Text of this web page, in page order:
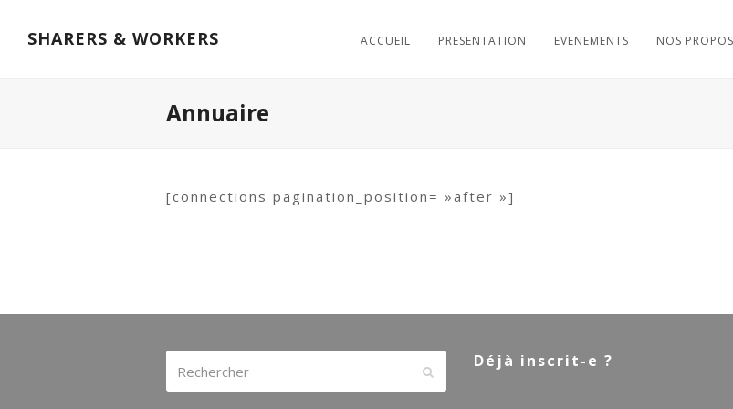
SHARERS & WORKERS ACCUEIL PRESENTATION EVENEMENTS NOS
Annuaire
[connections pagination_position= »after »]
Envoyer
Déjà inscrit-e ?